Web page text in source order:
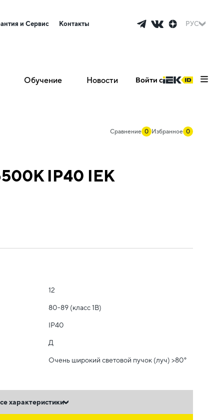
и Сервис Контакты РУС
Обучение Новости Войти с
Сравнение 0 Избранное 0
IP40 IEK
12
80-89 (класс 1B)
IP40
Д
Очень широкий световой пучок (луч) >80°
характеристики